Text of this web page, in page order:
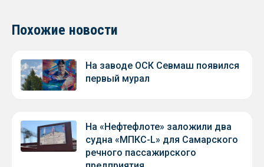
Похожие новости
На заводе ОСК Севмаш появился
первый мурал
На «Нефтефлоте» заложили два
судна «МПКС-L» для Самарского
речного пассажирского